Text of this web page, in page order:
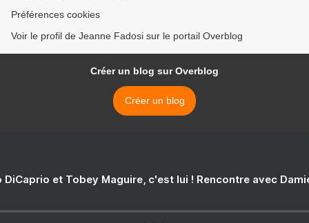
Préférences cookies
Voir le profil de Jeanne Fadosi sur le portail Overblog
Créer un blog sur Overblog
Créer un blog
DiCaprio et Tobey Maguire, c'est lui ! Rencontre avec